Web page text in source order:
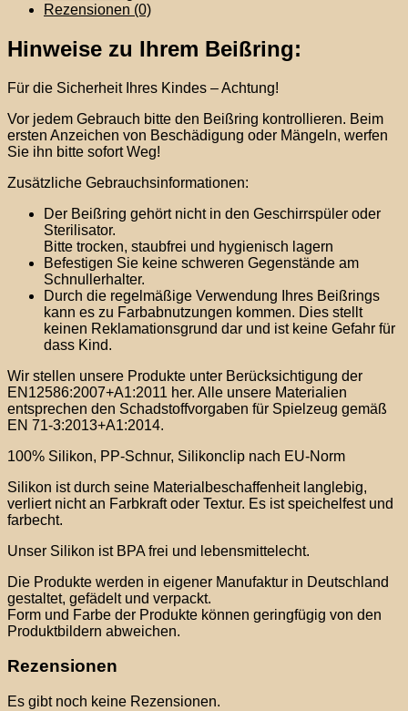
Rezensionen (0)
Hinweise zu Ihrem Beißring:
Für die Sicherheit Ihres Kindes – Achtung!
Vor jedem Gebrauch bitte den Beißring kontrollieren. Beim
ersten Anzeichen von Beschädigung oder Mängeln, werfen
Sie ihn bitte sofort Weg!
Zusätzliche Gebrauchsinformationen:
Der Beißring gehört nicht in den Geschirrspüler oder
Sterilisator.
Bitte trocken, staubfrei und hygienisch lagern
Befestigen Sie keine schweren Gegenstände am
Schnullerhalter.
Durch die regelmäßige Verwendung Ihres Beißrings
kann es zu Farbabnutzungen kommen. Dies stellt
keinen Reklamationsgrund dar und ist keine Gefahr für
dass Kind.
Wir stellen unsere Produkte unter Berücksichtigung der
EN12586:2007+A1:2011 her. Alle unsere Materialien
entsprechen den Schadstoffvorgaben für Spielzeug gemäß
EN 71-3:2013+A1:2014.
100% Silikon, PP-Schnur, Silikonclip nach EU-Norm
Silikon ist durch seine Materialbeschaffenheit langlebig,
verliert nicht an Farbkraft oder Textur. Es ist speichelfest und
farbecht.
Unser Silikon ist BPA frei und lebensmittelecht.
Die Produkte werden in eigener Manufaktur in Deutschland
gestaltet, gefädelt und verpackt.
Form und Farbe der Produkte können geringfügig von den
Produktbildern abweichen.
Rezensionen
Es gibt noch keine Rezensionen.